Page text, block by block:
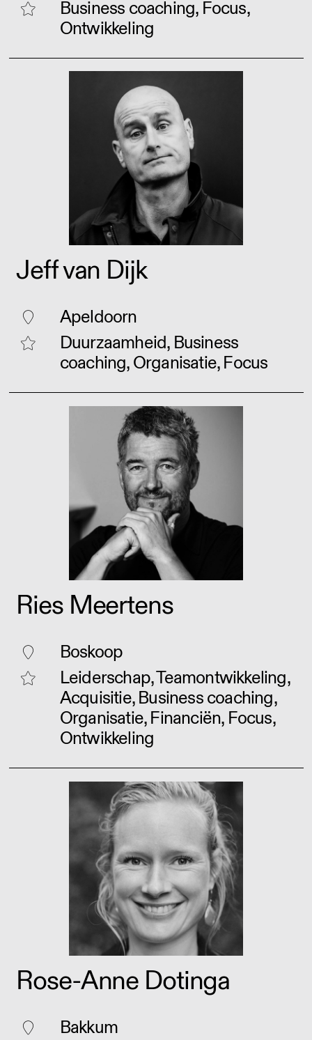
Business coaching, Focus,
Ontwikkeling
Jeff van Dijk
Apeldoorn
Duurzaamheid, Business
coaching, Organisatie, Focus
Ries Meertens
Boskoop
Leiderschap, Teamontwikkeling,
Acquisitie, Business coaching,
Organisatie, Financiën, Focus,
Ontwikkeling
Rose-Anne Dotinga
Bakkum